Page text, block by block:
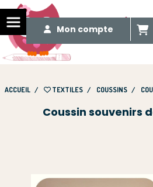
Le Méli
Mon compte
ACCUEIL TEXTILES COUSSINS
Coussin souvenirs